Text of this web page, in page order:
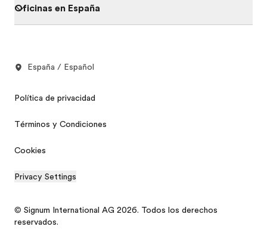
Oficinas en España
España / Español
Política de privacidad
Términos y Condiciones
Cookies
Privacy Settings
© Signum International AG 2026. Todos los derechos
reservados.